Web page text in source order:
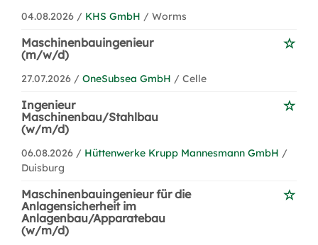
04.08.2026 / KHS GmbH / Worms
Maschinenbauingenieur
(m/w/d)
27.07.2026 / OneSubsea GmbH / Celle
Ingenieur
Maschinenbau/Stahlbau
(w/m/d)
06.08.2026 / Hüttenwerke Krupp Mannesmann GmbH /
Duisburg
Maschinenbauingenieur für die
Anlagensicherheit im
Anlagenbau/Apparatebau
(w/m/d)